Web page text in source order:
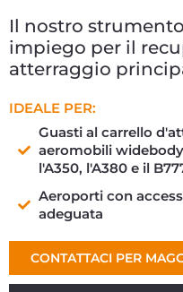
Il nostro
impiego per il
atterraggio
IDEALE PER:
Guasti al carrello
aeromobili
l'A350, l'A380 e il
Aeroporti con
adeguata
CONTATTACI PER